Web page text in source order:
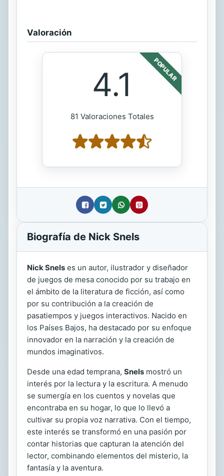
Valoración
POPULAR
4.1
81 Valoraciones Totales
Biografía de Nick Snels
Nick Snels es un autor, ilustrador y diseñador
de juegos de mesa conocido por su trabajo en
el ámbito de la literatura de ficción, así como
por su contribución a la creación de
pasatiempos y juegos interactivos. Nacido en
los Países Bajos, ha destacado por su enfoque
innovador en la narración y la creación de
mundos imaginativos.
Desde una edad temprana, Snels mostró un
interés por la lectura y la escritura. A menudo
se sumergía en los cuentos y novelas que
encontraba en su hogar, lo que lo llevó a
cultivar su propia voz narrativa. Con el tiempo,
este interés se transformó en una pasión por
contar historias que capturan la atención del
lector, combinando elementos del misterio, la
fantasía y la aventura.